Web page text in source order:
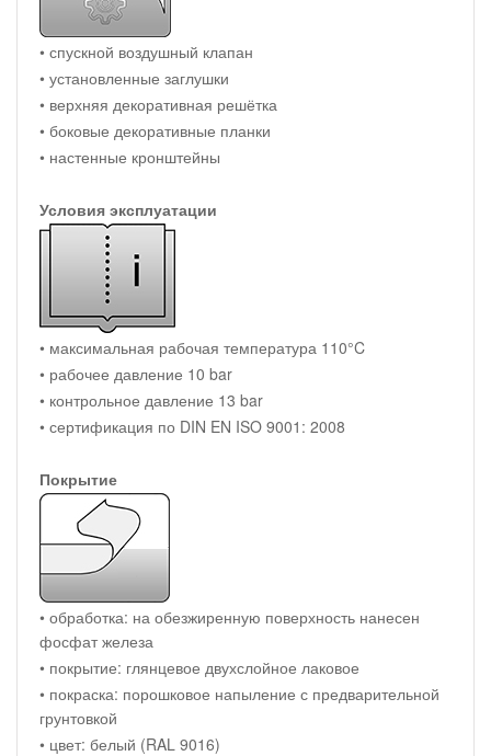
• спускной воздушный клапан
• установленные заглушки
• верхняя декоративная решётка
• боковые декоративные планки
• настенные кронштейны
Условия эксплуатации
• максимальная рабочая температура 110°C
• рабочее давление 10 bar
• контрольное давление 13 bar
• сертификация по DIN EN ISO 9001: 2008
Покрытие
• обработка: на обезжиренную поверхность нанесен
фосфат железа
• покрытие: глянцевое двухслойное лаковое
• покраска: порошковое напыление с предварительной
грунтовкой
• цвет: белый (RAL 9016)